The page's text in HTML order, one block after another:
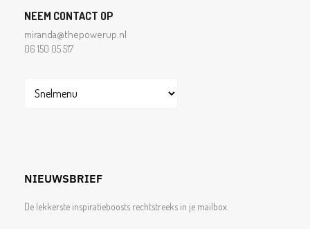
NEEM CONTACT OP
miranda@thepowerup.nl
06 150 05 517
NIEUWSBRIEF
De lekkerste inspiratieboosts rechtstreeks in je mailbox.